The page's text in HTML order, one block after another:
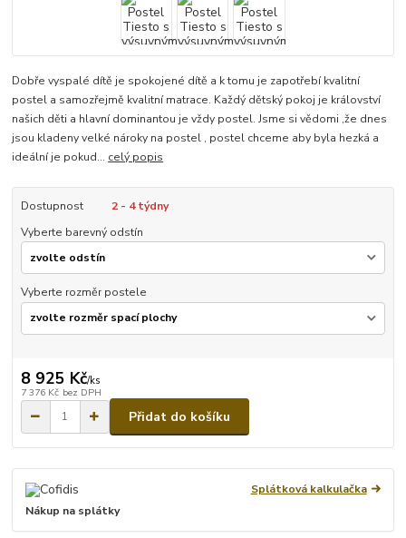
Dobře vyspalé dítě je spokojené dítě a k tomu je zapotřebí kvalitní
postel a samozřejmě kvalitní matrace. Každý dětský pokoj je království
našich děti a hlavní dominantou je vždy postel. Jsme si vědomi ,že dnes
jsou kladeny velké nároky na postel , postel chceme aby byla hezká a
ideální je pokud... celý popis
Dostupnost
2 - 4 týdny
Vyberte barevný odstín
Vyberte rozměr postele
8 925 Kč/ks
7 376 Kč bez DPH
Přidat do košíku
Splátková kalkulačka
Nákup na splátky